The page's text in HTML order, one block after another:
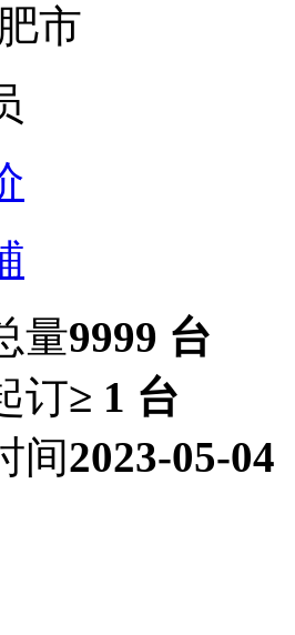
市
量9999 台
订≥ 1 台
间2023-05-04